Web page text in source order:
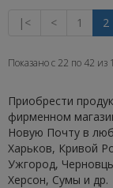
|< < 1 2
Показано с 22 по 42 из
Приобрести
фирменном
Новую Почту в
Харьков, Кривой
Ужгород,
Херсон, Сумы и др.